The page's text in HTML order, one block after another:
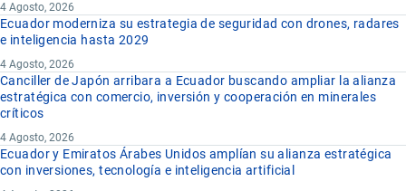
4 Agosto, 2026
Ecuador moderniza su estrategia de seguridad con drones, radares
e inteligencia hasta 2029
4 Agosto, 2026
Canciller de Japón arribara a Ecuador buscando ampliar la alianza
estratégica con comercio, inversión y cooperación en minerales
críticos
4 Agosto, 2026
Ecuador y Emiratos Árabes Unidos amplían su alianza estratégica
con inversiones, tecnología e inteligencia artificial